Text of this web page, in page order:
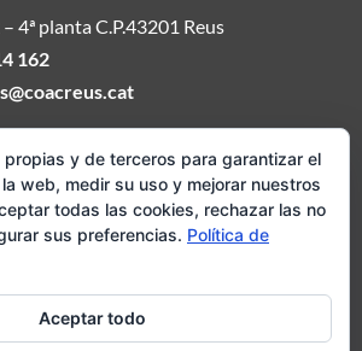
4ª planta C.P.43201 Reus
162
dAgents Comercials
de 16:00h a 19:30h
fora daquest envieu mail demanat hora i
propias y de terceros para garantizar el
web, medir su uso y mejorar nuestros
todas las cookies, rechazar las no
sus preferencias. Política de
Aceptar todo